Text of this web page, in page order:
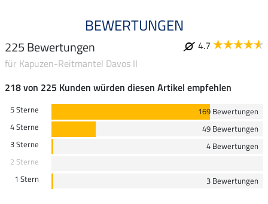
BEWERTUNGEN
225 Bewertungen
4.7
für Kapuzen-Reitmantel Davos II
218 von 225 Kunden würden diesen Artikel empfehlen
5 Sterne
169 Bewertungen
4 Sterne
49 Bewertungen
3 Sterne
4 Bewertungen
2 Sterne
1 Stern
3 Bewertungen